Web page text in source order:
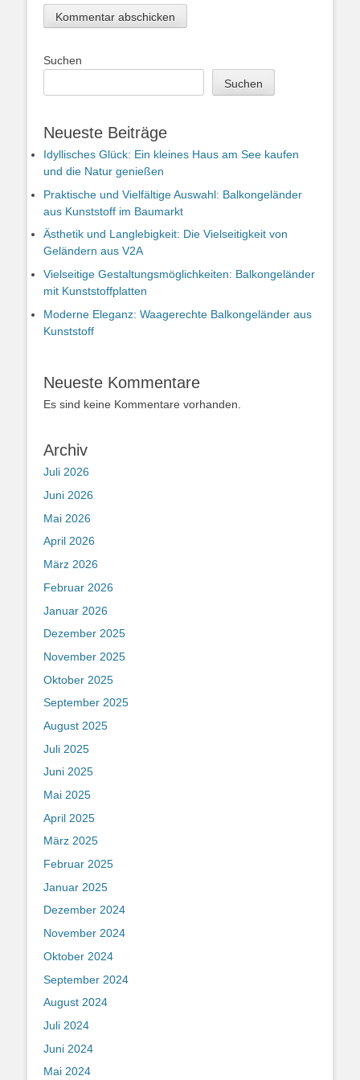
Suchen
Suchen
Neueste Beiträge
Idyllisches Glück: Ein kleines Haus am See kaufen
und die Natur genießen
Praktische und Vielfältige Auswahl: Balkongeländer
aus Kunststoff im Baumarkt
Ästhetik und Langlebigkeit: Die Vielseitigkeit von
Geländern aus V2A
Vielseitige Gestaltungsmöglichkeiten: Balkongeländer
mit Kunststoffplatten
Moderne Eleganz: Waagerechte Balkongeländer aus
Kunststoff
Neueste Kommentare
Es sind keine Kommentare vorhanden.
Archiv
Juli 2026
Juni 2026
Mai 2026
April 2026
März 2026
Februar 2026
Januar 2026
Dezember 2025
November 2025
Oktober 2025
September 2025
August 2025
Juli 2025
Juni 2025
Mai 2025
April 2025
März 2025
Februar 2025
Januar 2025
Dezember 2024
November 2024
Oktober 2024
September 2024
August 2024
Juli 2024
Juni 2024
Mai 2024